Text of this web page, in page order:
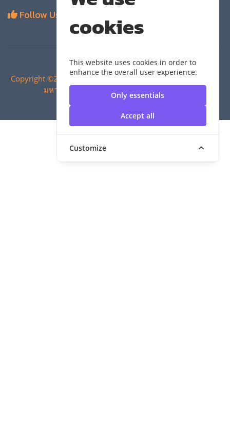
cookies
This website uses cookies in order to
enhance the overall user experience.
Only essentials
Accept all
Customize
Follow Us
Copyright ©2024 สำนักวิทยบริการและเทคโนโลยีสารสนเทศ |
มหาวิทยาลัยเทคโนโลยีราชมงคลสุวรรณภูมิ